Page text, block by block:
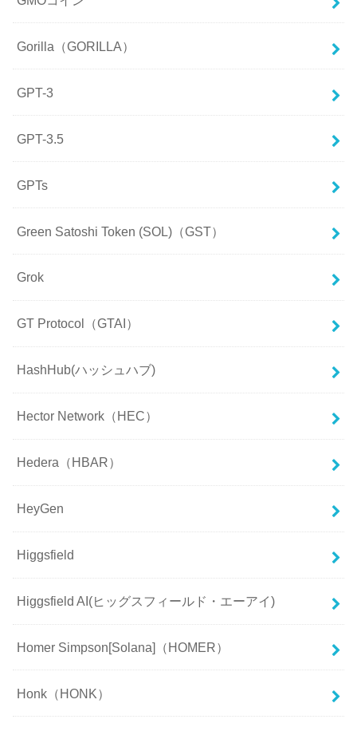
Gorilla（GORILLA）
GPT-3
GPT-3.5
GPTs
Green Satoshi Token (SOL)（GST）
Grok
GT Protocol（GTAI）
HashHub(ハッシュハブ)
Hector Network（HEC）
Hedera（HBAR）
HeyGen
Higgsfield
Higgsfield AI(ヒッグスフィールド・エーアイ)
Homer Simpson[Solana]（HOMER）
Honk（HONK）